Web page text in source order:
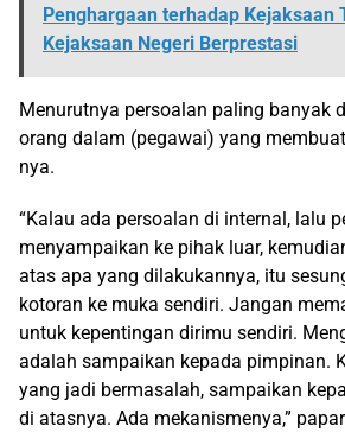
Penghargaan terhadap Kejaksaan
Kejaksaan Negeri Berprestasi
Menurutnya persoalan paling banyak
orang dalam (pegawai) yang
nya.
“Kalau ada persoalan di internal, lalu
menyampaikan ke pihak luar,
atas apa yang dilakukannya, itu
kotoran ke muka sendiri. Jangan
untuk kepentingan dirimu sendiri.
adalah sampaikan kepada pimpinan.
yang jadi bermasalah, sampaikan
di atasnya. Ada mekanismenya,”